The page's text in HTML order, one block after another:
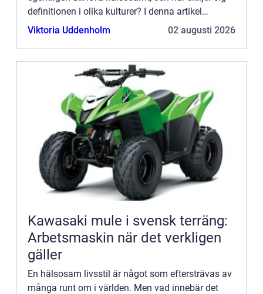
definitionen i olika kulturer? I denna artikel
kommer vi att u...
Viktoria Uddenholm 02 augusti 2026
Kawasaki mule i svensk terräng:
Arbetsmaskin när det verkligen
gäller
En hälsosam livsstil är något som eftersträvas av
många runt om i världen. Men vad innebär det